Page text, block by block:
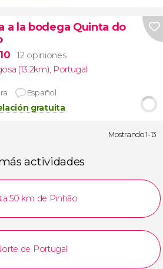
a la bodega Quinta do
12 opiniones
(13.2km) Portugal
Español
gratuita
Mostrando 1-13
actividades
50 km de Pinhão
de Portugal